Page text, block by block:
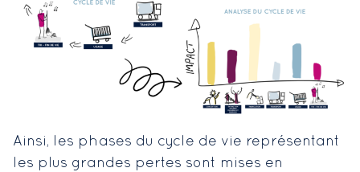
Ainsi, les phases du cycle de vie représentant
les plus grandes pertes sont mises en